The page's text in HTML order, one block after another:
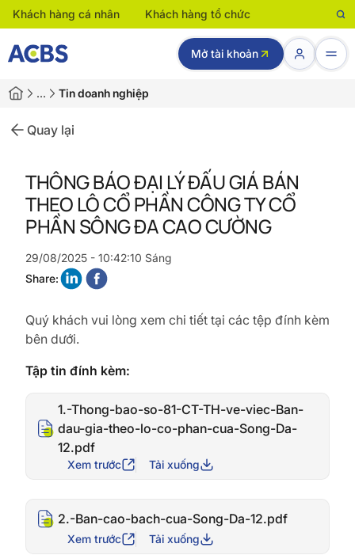
Khách hàng cá nhân Khách hàng tổ chức
Mở tài khoản
… Tin doanh nghiệp
Quay lại
THÔNG BÁO ĐẠI LÝ ĐẤU GIÁ BÁN
THEO LÔ CỔ PHẦN CÔNG TY CỔ
PHẦN SÔNG ĐA CAO CƯỜNG
29/08/2025 - 10:42:10 Sáng
Share:
Quý khách vui lòng xem chi tiết tại các tệp đính kèm
bên dưới.
Tập tin đính kèm:
1.-Thong-bao-so-81-CT-TH-ve-viec-Ban-
dau-gia-theo-lo-co-phan-cua-Song-Da-
12.pdf
Xem trước Tải xuống
2.-Ban-cao-bach-cua-Song-Da-12.pdf
Xem trước Tải xuống